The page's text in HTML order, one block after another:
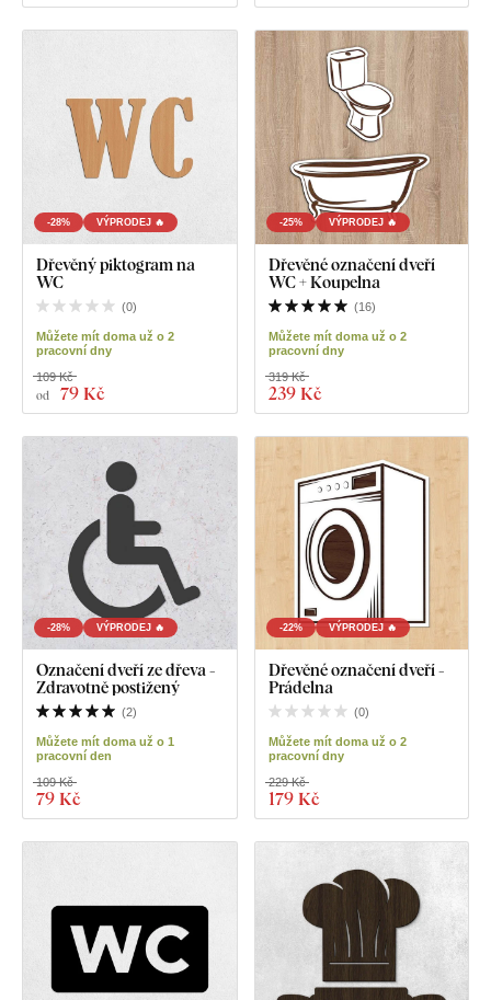
-28% VÝPRODEJ 🔥
Dřevěný piktogram na
WC
(0)
Můžete mít doma už o 2
pracovní dny
od 79 Kč
109 Kč
-25% VÝPRODEJ 🔥
Dřevěné označení dveří
WC + Koupelna
(16)
Můžete mít doma už o 2
pracovní dny
239 Kč
319 Kč
-28% VÝPRODEJ 🔥
Označení dveří ze dřeva -
Zdravotně postižený
(2)
Můžete mít doma už o 1
pracovní den
79 Kč
109 Kč
-22% VÝPRODEJ 🔥
Dřevěné označení dveří -
Prádelna
(0)
Můžete mít doma už o 2
pracovní dny
179 Kč
229 Kč